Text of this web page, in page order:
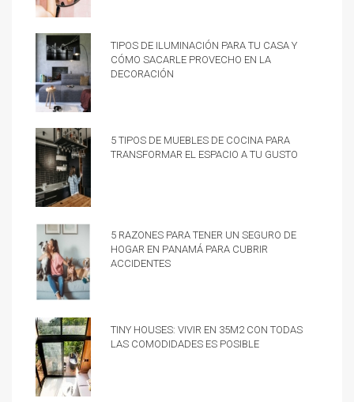
Tipos de iluminación para tu casa y
cómo sacarle provecho en la
decoración
5 tipos de muebles de cocina para
transformar el espacio a tu gusto
5 razones para tener un Seguro de
hogar en Panamá para cubrir
accidentes
Tiny Houses: vivir en 35m2 con todas
las comodidades es posible